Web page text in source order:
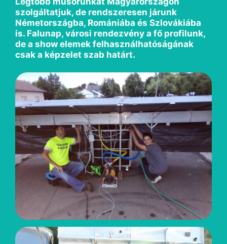
szolgáltatjuk, de rendszeresen járunk
Németországba, Romániába és Szlovákiába
is. Falunap, városi rendezvény a fő profilunk,
de a show elemek felhasználhatóságának
csak a képzelet szab határt.